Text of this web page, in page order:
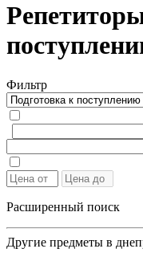
Фильтр
Расширенный поиск
Другие предметы в